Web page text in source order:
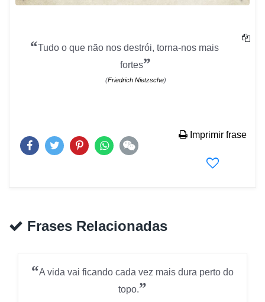
“Tudo o que não nos destrói, torna-nos mais
fortes”
(Friedrich Nietzsche)
Imprimir frase
Frases Relacionadas
“A vida vai ficando cada vez mais dura perto do
topo.”